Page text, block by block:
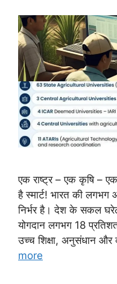
एक राष्ट्र – एक कृषि –
है स्मार्ट! भारत की लगभग
निर्भर है। देश के सकल घरेलू
योगदान लगभग 18
उच्च शिक्षा, अनुसंधान और
more